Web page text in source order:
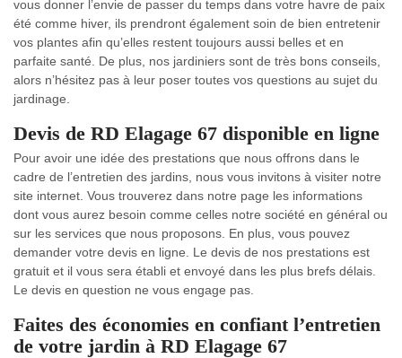
vous donner l’envie de passer du temps dans votre havre de paix
été comme hiver, ils prendront également soin de bien entretenir
vos plantes afin qu’elles restent toujours aussi belles et en
parfaite santé. De plus, nos jardiniers sont de très bons conseils,
alors n’hésitez pas à leur poser toutes vos questions au sujet du
jardinage.
Devis de RD Elagage 67 disponible en ligne
Pour avoir une idée des prestations que nous offrons dans le
cadre de l’entretien des jardins, nous vous invitons à visiter notre
site internet. Vous trouverez dans notre page les informations
dont vous aurez besoin comme celles notre société en général ou
sur les services que nous proposons. En plus, vous pouvez
demander votre devis en ligne. Le devis de nos prestations est
gratuit et il vous sera établi et envoyé dans les plus brefs délais.
Le devis en question ne vous engage pas.
Faites des économies en confiant l’entretien
de votre jardin à RD Elagage 67